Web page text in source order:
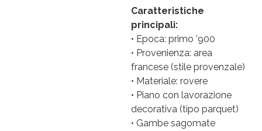
Caratteristiche
principali:
• Epoca: primo ’900
• Provenienza: area
francese (stile provenzale)
• Materiale: rovere
• Piano con lavorazione
decorativa (tipo parquet)
• Gambe sagomate